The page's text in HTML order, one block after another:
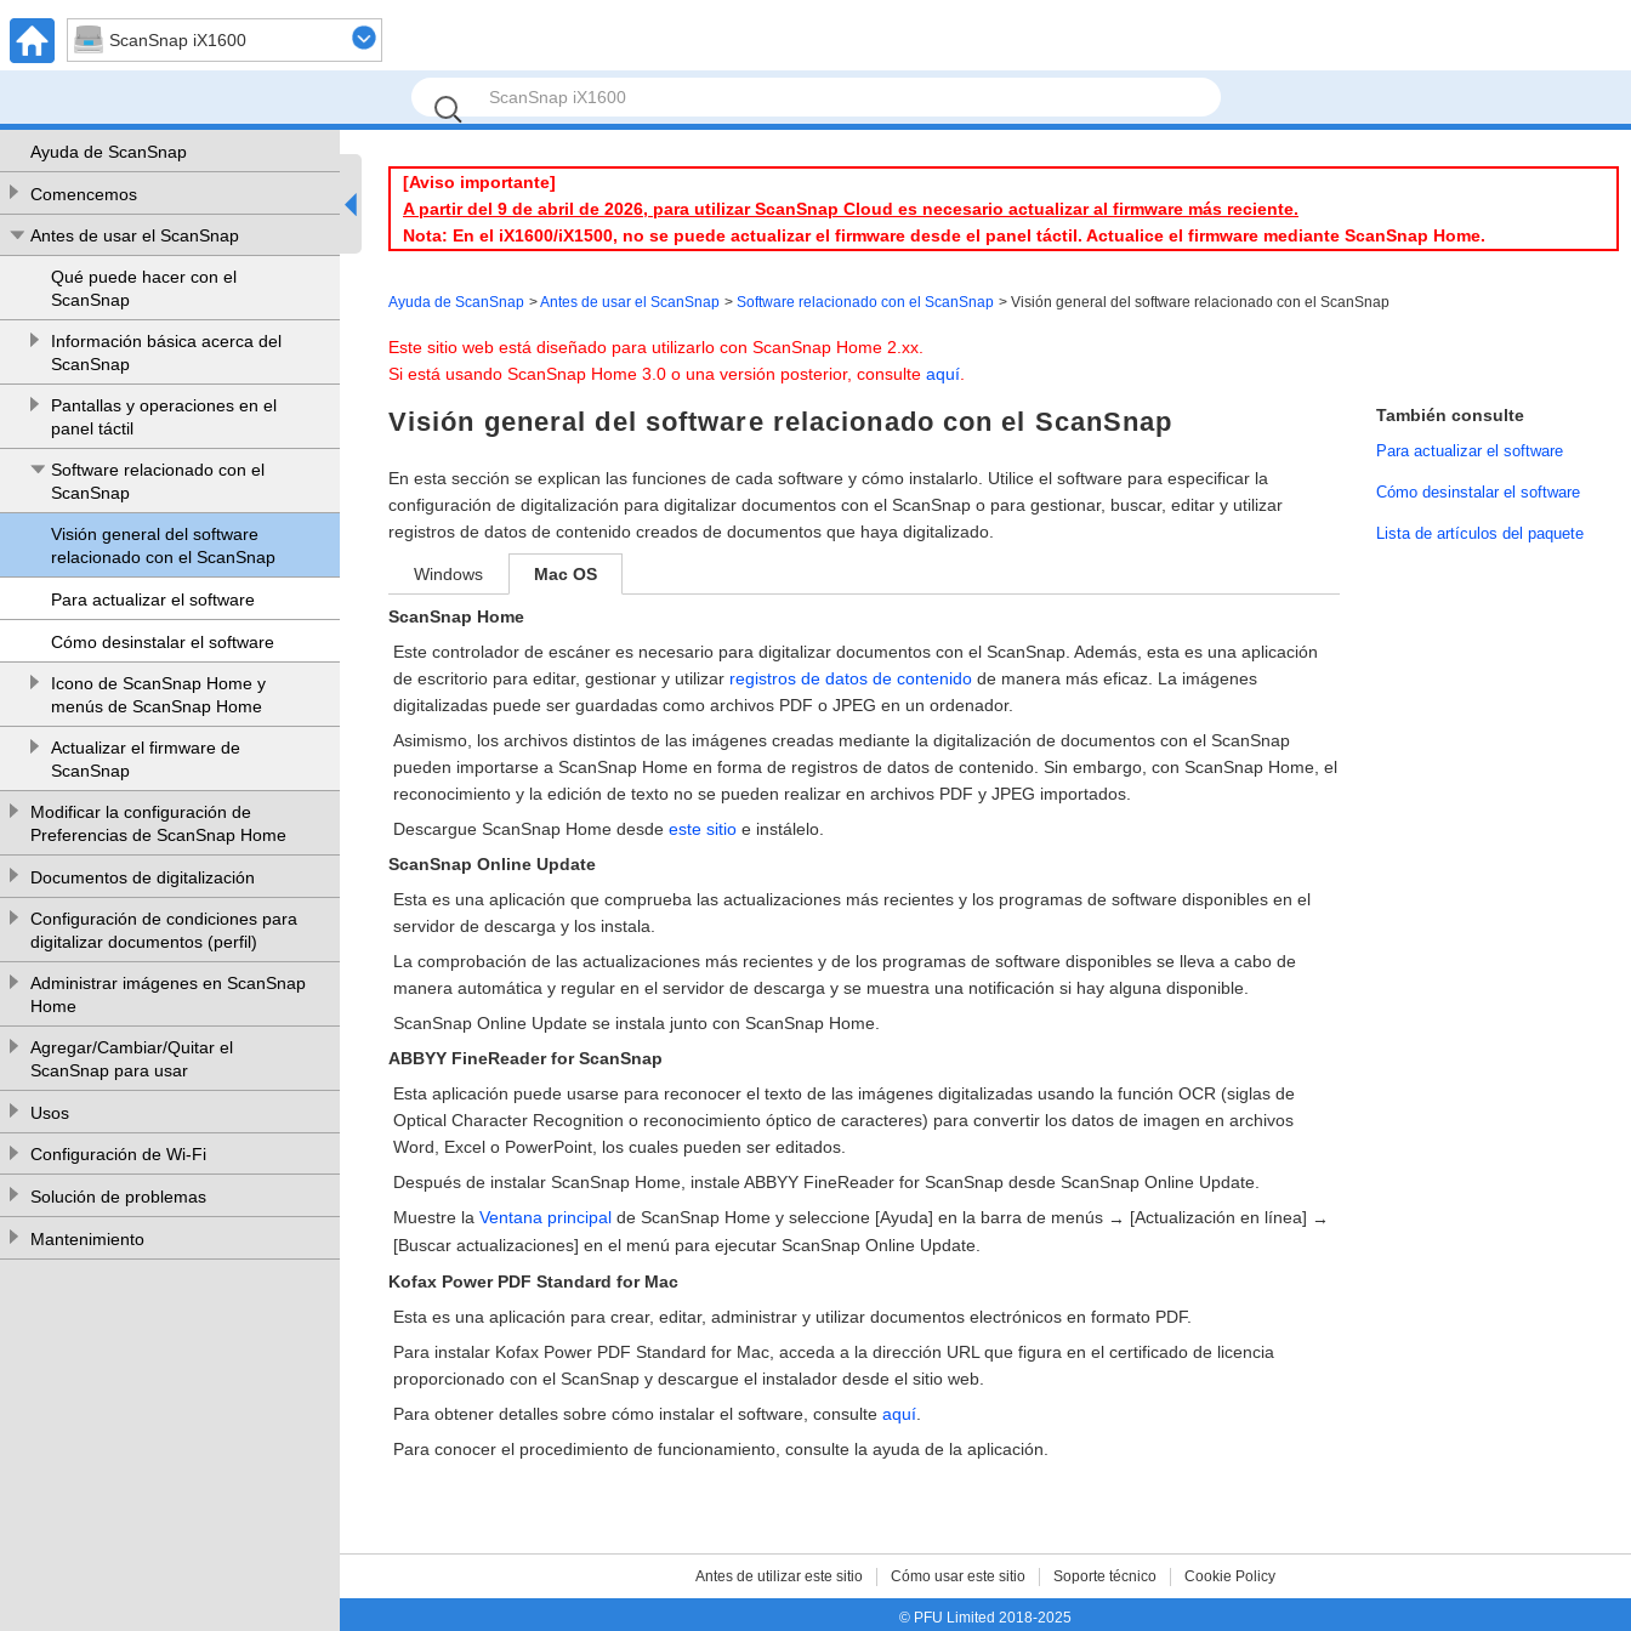
ScanSnap iX1600
Ayuda de ScanSnap
Comencemos
Antes de usar el ScanSnap
Qué puede hacer con el
ScanSnap
Información básica acerca del
ScanSnap
Pantallas y operaciones en el
panel táctil
Software relacionado con el
ScanSnap
Visión general del software
relacionado con el ScanSnap
Para actualizar el software
Cómo desinstalar el software
Icono de ScanSnap Home y
menús de ScanSnap Home
Actualizar el firmware de
ScanSnap
Modificar la configuración de
Preferencias de ScanSnap Home
Documentos de digitalización
Configuración de condiciones para
digitalizar documentos (perfil)
Administrar imágenes en ScanSnap
Home
Agregar/Cambiar/Quitar el
ScanSnap para usar
Usos
Configuración de Wi-Fi
Solución de problemas
Mantenimiento
[Aviso importante]
A partir del 9 de abril de 2026, para utilizar ScanSnap Cloud es necesario actualizar al firmware más reciente.
Nota: En el iX1600/iX1500, no se puede actualizar el firmware desde el panel táctil. Actualice el firmware mediante ScanSnap Home.
Ayuda de ScanSnap Antes de usar el ScanSnap Software relacionado con el ScanSnap Visión general del software relacionado con el ScanSnap
Este sitio web está diseñado para utilizarlo con ScanSnap Home 2.xx.
Si está usando ScanSnap Home 3.0 o una versión posterior, consulte aquí
Visión general del software relacionado con el ScanSnap
En esta sección se explican las funciones de cada software y cómo instalarlo. Utilice el software para especificar la
configuración de digitalización para digitalizar documentos con el ScanSnap o para gestionar, buscar, editar y utilizar
registros de datos de contenido creados de documentos que haya digitalizado.
Windows Mac OS
ScanSnap Home
Este controlador de escáner es necesario para digitalizar documentos con el ScanSnap. Además, esta es una aplicación
de escritorio para editar, gestionar y utilizar registros de datos de contenido de manera más eficaz. La imágenes
digitalizadas puede ser guardadas como archivos PDF o JPEG en un ordenador.
Asimismo, los archivos distintos de las imágenes creadas mediante la digitalización de documentos con el ScanSnap
pueden importarse a ScanSnap Home en forma de registros de datos de contenido. Sin embargo, con ScanSnap Home, el
reconocimiento y la edición de texto no se pueden realizar en archivos PDF y JPEG importados.
Descargue ScanSnap Home desde este sitio e instálelo.
ScanSnap Online Update
Esta es una aplicación que comprueba las actualizaciones más recientes y los programas de software disponibles en el
servidor de descarga y los instala.
La comprobación de las actualizaciones más recientes y de los programas de software disponibles se lleva a cabo de
manera automática y regular en el servidor de descarga y se muestra una notificación si hay alguna disponible.
ScanSnap Online Update se instala junto con ScanSnap Home.
ABBYY FineReader for ScanSnap
Esta aplicación puede usarse para reconocer el texto de las imágenes digitalizadas usando la función OCR (siglas de
Optical Character Recognition o reconocimiento óptico de caracteres) para convertir los datos de imagen en archivos
Word, Excel o PowerPoint, los cuales pueden ser editados.
Después de instalar ScanSnap Home, instale ABBYY FineReader for ScanSnap desde ScanSnap Online Update.
Muestre la Ventana principal de ScanSnap Home y seleccione [Ayuda] en la barra de menús → [Actualización en línea] →
[Buscar actualizaciones] en el menú para ejecutar ScanSnap Online Update.
Kofax Power PDF Standard for Mac
Esta es una aplicación para crear, editar, administrar y utilizar documentos electrónicos en formato PDF.
Para instalar Kofax Power PDF Standard for Mac, acceda a la dirección URL que figura en el certificado de licencia
proporcionado con el ScanSnap y descargue el instalador desde el sitio web.
Para obtener detalles sobre cómo instalar el software, consulte aquí.
Para conocer el procedimiento de funcionamiento, consulte la ayuda de la aplicación.
También consulte
Para actualizar el software
Cómo desinstalar el software
Lista de artículos del paquete
Antes de utilizar este sitio Cómo usar este sitio Soporte técnico Cookie Policy
© PFU Limited 2018-2025